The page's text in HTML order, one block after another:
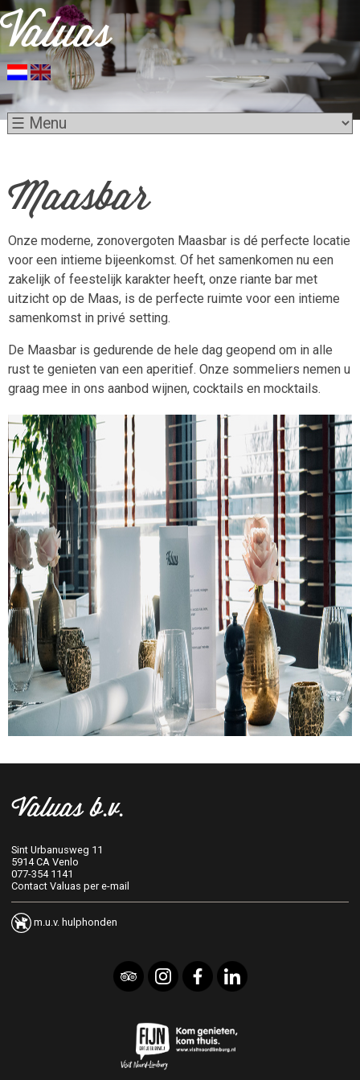
Maasbar
Onze moderne, zonovergoten Maasbar is dé perfecte locatie
voor een intieme bijeenkomst. Of het samenkomen nu een
zakelijk of feestelijk karakter heeft, onze riante bar met
uitzicht op de Maas, is de perfecte ruimte voor een intieme
samenkomst in privé setting.
De Maasbar is gedurende de hele dag geopend om in alle
rust te genieten van een aperitief. Onze sommeliers nemen u
graag mee in ons aanbod wijnen, cocktails en mocktails.
Valuas b.v.
Sint Urbanusweg 11
5914 CA Venlo
077-354 1141
Contact Valuas per e-mail
m.u.v. hulphonden